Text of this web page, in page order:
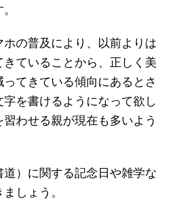
の普及により、以前よりは
ていることから、正しく美
てきている傾向にあるとさ
を書けるようになって欲し
わせる親が現在も多いよう
）に関する記念日や雑学な
しょう。